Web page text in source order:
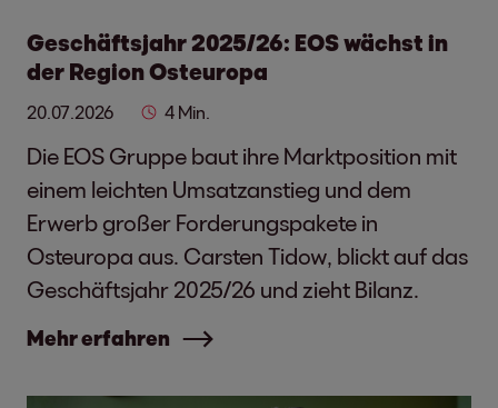
Geschäftsjahr 2025/26: EOS wächst in
der Region Osteuropa
20.07.2026 4 Min.
Die EOS Gruppe baut ihre Marktposition mit
einem leichten Umsatzanstieg und dem
Erwerb großer Forderungspakete in
Osteuropa aus. Carsten Tidow, blickt auf das
Geschäftsjahr 2025/26 und zieht Bilanz.
Mehr erfahren